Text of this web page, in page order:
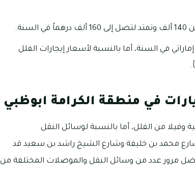
الفلل الخمسة غرف من 178 ألف درهم إماراتي في السنة، أما بالنسبة لأسعار إيجارات الفلل
في منطقة الكرامة ابوظبي
من الفلل، أما بالنسبة لوسائل النقل
محمد بن خليفة وشارع الشيخ راشد بن سعيد قد
مرور عدد من وسائل النقل والموصلات المختلفة من